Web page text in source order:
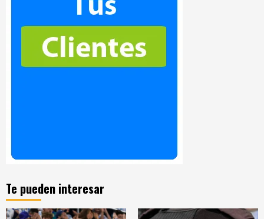
Te pueden interesar